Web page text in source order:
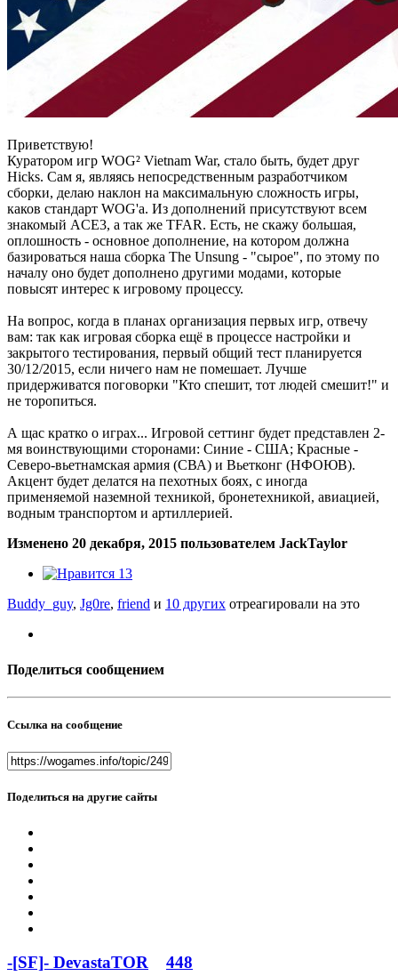
Приветствую!
Куратором игр WOG² Vietnam War, стало быть, будет друг
Hicks. Сам я, являясь непосредственным разработчиком
сборки, делаю наклон на максимальную сложность игры,
каков стандарт WOG'а. Из дополнений присутствуют всем
знакомый ACE3, а так же TFAR. Есть, не скажу большая,
оплошность - основное дополнение, на котором должна
базироваться наша сборка The Unsung - "сырое", по этому по
началу оно будет дополнено другими модами, которые
повысят интерес к игровому процессу.
На вопрос, когда в планах организация первых игр, отвечу
вам: так как игровая сборка ещё в процессе настройки и
закрытого тестирования, первый общий тест планируется
30/12/2015, если ничего нам не помешает. Лучше
придерживатся поговорки "Кто спешит, тот людей смешит!" и
не торопиться.
А щас кратко о играх... Игровой сеттинг будет представлен 2-
мя воинствующими сторонами: Синие - США; Красные -
Северо-вьетнамская армия (СВА) и Вьетконг (НФОЮВ).
Акцент будет делатся на пехотных боях, с иногда
применяемой наземной техникой, бронетехникой, авиацией,
водным транспортом и артиллерией.
Изменено 20 декабря, 2015 пользователем JackTaylor
13
Buddy_guy, Jg0re, friend и 10 других отреагировали на это
Поделиться сообщением
Ссылка на сообщение
Поделиться на другие сайты
-[SF]- DevastaTOR 448